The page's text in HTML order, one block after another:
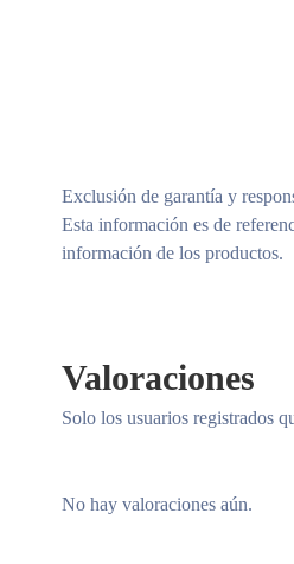
Exclusión de garantía y
Esta información es de
información de los productos.
Valoraciones
No hay valoraciones aún.
Solo los usuarios registrados